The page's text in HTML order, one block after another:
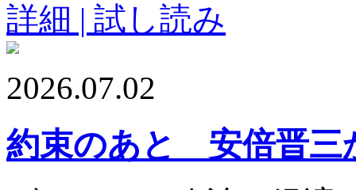
詳細 | 試し読み
2026.07.02
約束のあと 安倍晋三